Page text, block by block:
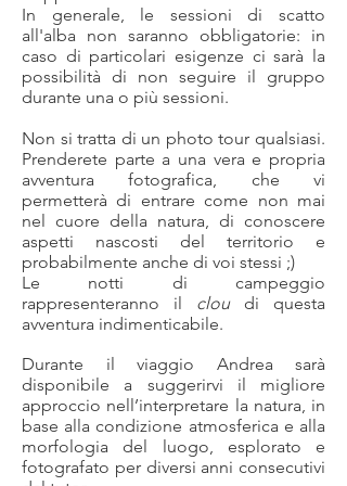
In generale, le sessioni di scatto
all'alba non saranno obbligatorie: in
caso di particolari esigenze ci sarà la
possibilità di non seguire il gruppo
durante una o più sessioni.
Non si tratta di un photo tour qualsiasi.
Prenderete parte a una vera e propria
avventura fotografica, che vi
permetterà di entrare come non mai
nel cuore della natura, di conoscere
aspetti nascosti del territorio e
probabilmente anche di voi stessi ;)
Le notti di campeggio
rappresenteranno il cloudi questa
avventura indimenticabile.
Durante il viaggio Andrea sarà
disponibile a suggerirvi il migliore
approccio nell’interpretare la natura, in
base alla condizione atmosferica e alla
morfologia del luogo, esplorato e
fotografato per diversi anni consecutivi